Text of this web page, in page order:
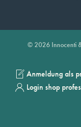
© 2026 Innocenti &
Anmeldung als
Login shop